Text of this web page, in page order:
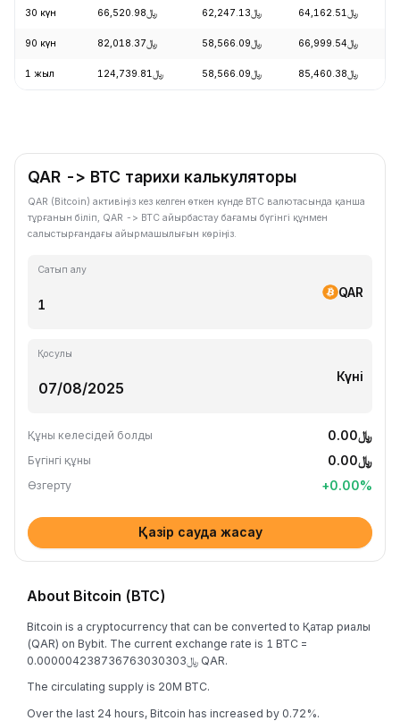
30 күн ﷼66,520.98 ﷼62,247.13 ﷼64,162.51
90 күн ﷼82,018.37 ﷼58,566.09 ﷼66,999.54
1 жыл ﷼124,739.81 ﷼58,566.09 ﷼85,460.38
QAR -> BTC тарихи калькуляторы
QAR (Bitcoin) активіңіз кез келген өткен күнде BTC валютасында қанша
тұрғанын біліп, QAR -> BTC айырбастау бағамы бүгінгі құнмен
салыстырғандағы айырмашылығын көріңіз.
Сатып алу
QAR
Қосулы
Күні
Құны келесідей болды ﷼0.00
Бүгінгі құны ﷼0.00
Өзгерту +0.00%
Қазір сауда жасау
About Bitcoin (BTC)
Bitcoin is a cryptocurrency that can be converted to Қатар риалы
(QAR) on Bybit. The current exchange rate is 1 BTC =
﷼0.000004238736763030303 QAR.
The circulating supply is 20M BTC.
Over the last 24 hours, Bitcoin has increased by 0.72%.